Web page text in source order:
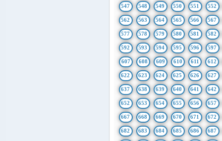
547 548 549 550 551 552
562 563 564 565 566 567
577 578 579 580 581 582
592 593 594 595 596 597
607 608 609 610 611 612
622 623 624 625 626 627
637 638 639 640 641 642
652 653 654 655 656 657
667 668 669 670 671 672
682 683 684 685 686 687